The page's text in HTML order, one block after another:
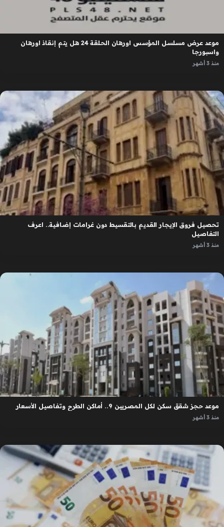
موعد عرض مسلسل المؤسس اورهان الحلقة 24 هل يتم إنقاذ اورهان
واسبورجا
منذ 3 أشهر
تحصيل فروق الإيجار القديم بالتقسيط دون غرامات إضافية.. اعرف
التفاصيل
منذ 3 أشهر
موعد حجز شقق سكن لكل المصريين 9.. أماكن الطرح وتفاصيل الأسعار
منذ 3 أشهر